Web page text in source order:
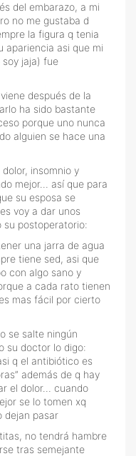
del embarazo, a mi
no me gustaba d
la figura q tenia
apariencia asi que mi
soy jaja) fue
después de la
ha sido bastante
porque uno nunca
alguien se hace una
insomnio y
mejor… así que para
su esposa se
voy a dar unos
su postoperatorio:
una jarra de agua
tiene sed, asi que
con algo sano y
a cada rato tienen
mas fácil por cierto
se salte ningún
su doctor lo digo:
q el antibiótico es
además de q hay
el dolor… cuando
se lo tomen xq
dejan pasar
no tendrá hambre
tras semejante